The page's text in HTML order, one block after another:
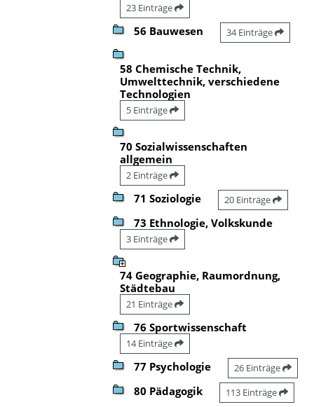
23 Einträge
56 Bauwesen 34 Einträge
58 Chemische Technik,
Umwelttechnik, verschiedene
Technologien
5 Einträge
70 Sozialwissenschaften
allgemein
2 Einträge
71 Soziologie 20 Einträge
73 Ethnologie, Volkskunde
3 Einträge
74 Geographie, Raumordnung,
Städtebau
21 Einträge
76 Sportwissenschaft
14 Einträge
77 Psychologie 26 Einträge
80 Pädagogik 113 Einträge